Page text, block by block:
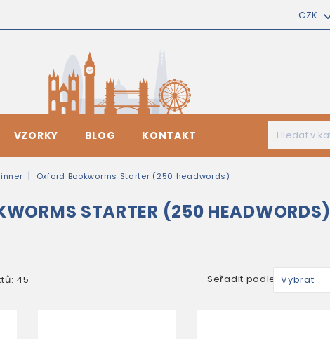
CZK
VZORKY BLOG KONTAKT
Oxford Bookworms Starter (250 headwords)
STARTER (250 HEADWORDS)
45 Seřadit podle: Vybrat